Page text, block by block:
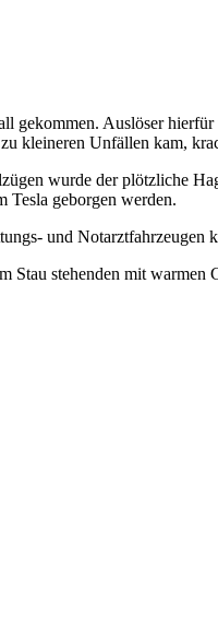
Auslöser
kleineren Unfällen kam,
wurde der plötzliche
Tesla geborgen werden.
und Notarztfahrzeugen
Stau stehenden mit warmen